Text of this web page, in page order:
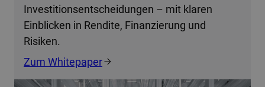
Investitionsentscheidungen – mit klaren
Einblicken in Rendite, Finanzierung und
Risiken.
Zum Whitepaper